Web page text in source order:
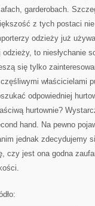
garderobach.
z tych postaci
odzieży już
odzieży, to niesłychanie
się tylko
właścicielami
odpowiedniej
hurtownie?
hand. Na pewno
jednak zdecydujemy
czy jest ona godna